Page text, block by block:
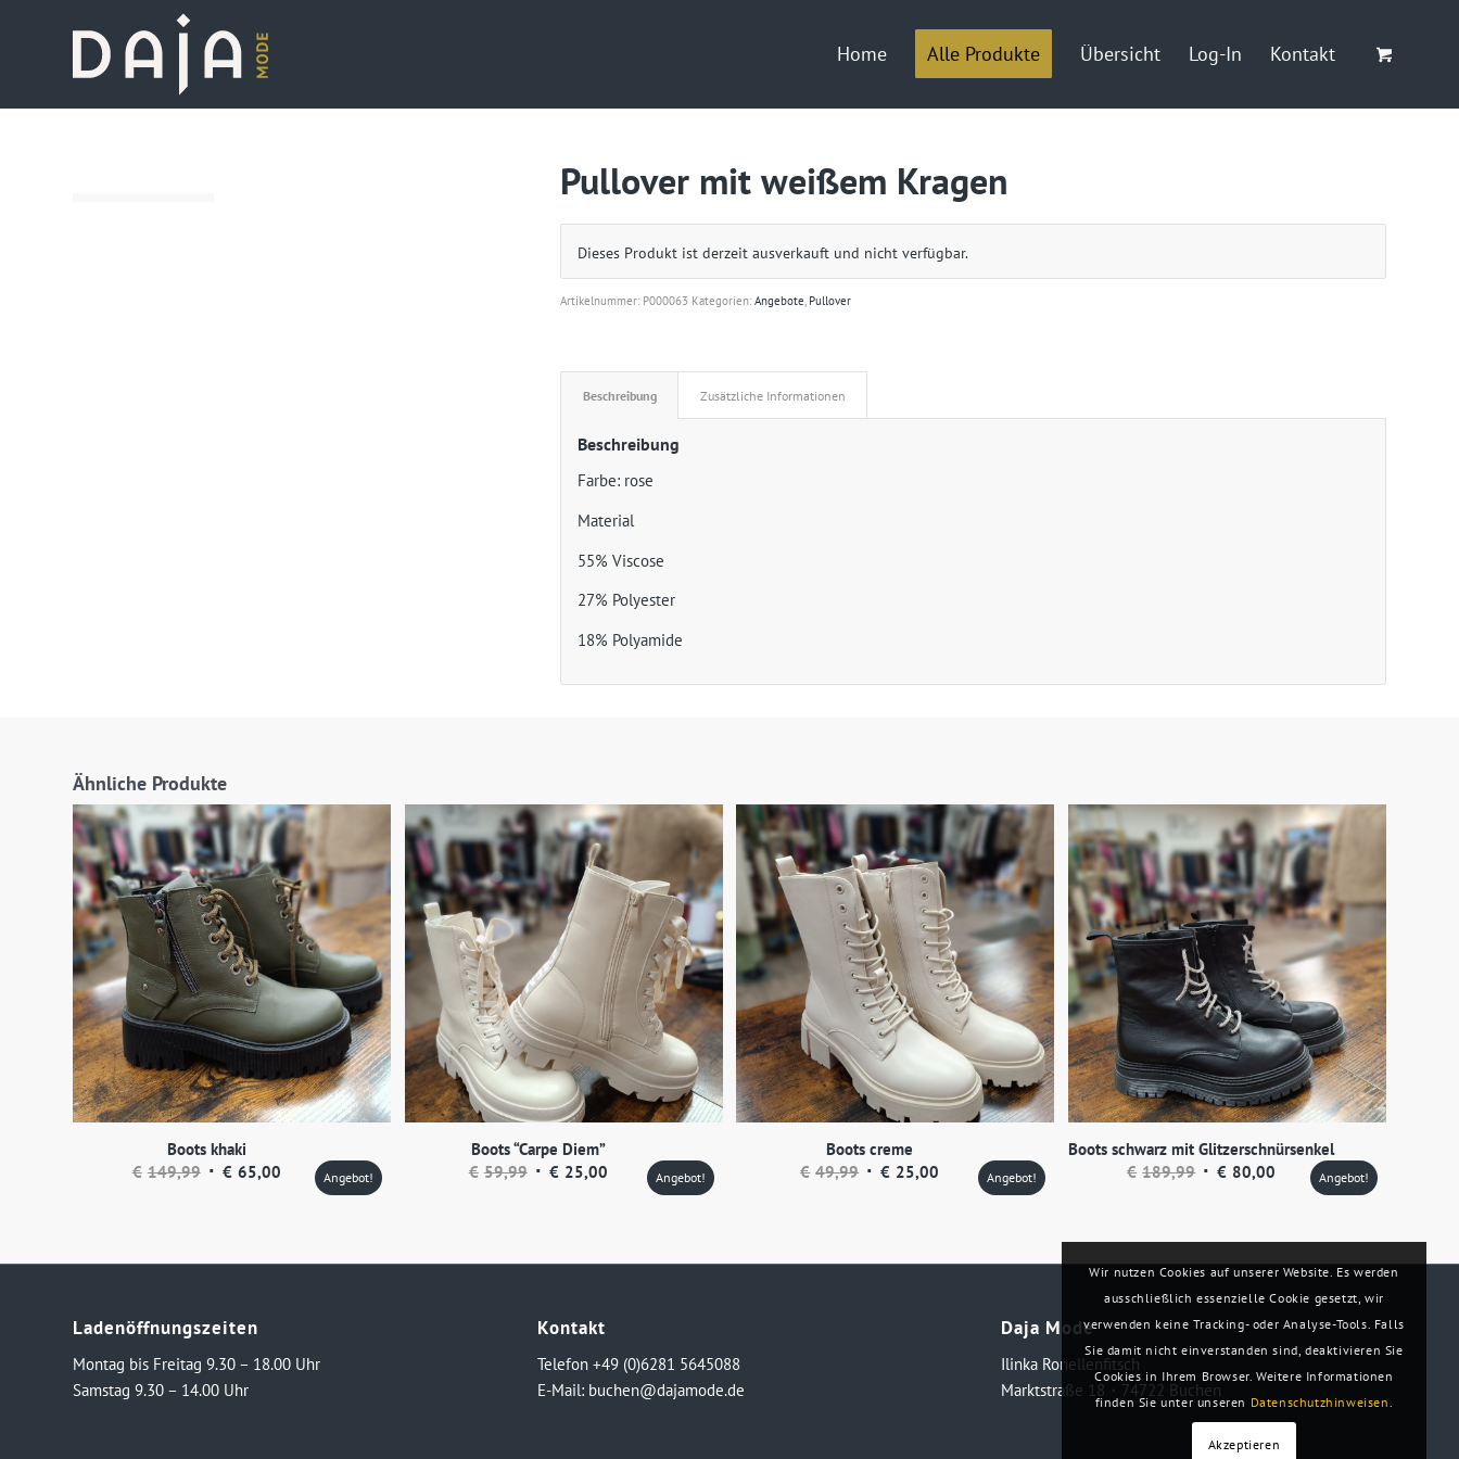
Home Alle Produkte Übersicht Log-In Kontakt
Pullover mit weißem Kragen
Dieses Produkt ist derzeit ausverkauft und nicht verfügbar.
Artikelnummer: P000063 Kategorien:Angebote, Pullover
Beschreibung Zusätzliche Informationen
Beschreibung
Farbe: rose
Material
55% Viscose
27% Polyester
18% Polyamide
Ähnliche Produkte
Boots khaki
€ 149,99 Ursprünglicher
€ 65,00AktuellerAngebot!
Boots “Carpe Diem”
€ 59,99 Ursprünglicher
€ 25,00AktuellerAngebot!
Boots creme
€ 49,99 Ursprünglicher
€ 25,00 AktuellerAngebot!
Boots schwarz mit Glitzerschnürsenkel
€ 189,99 Ursprünglicher
€ 80,00 AktuellerAngebot!
Ladenöffnungszeiten
Montag bis Freitag 9.30 – 18.00 Uhr
Samstag 9.30 – 14.00 Uhr
Kontakt
Telefon +49 (0)6281 5645088
E-Mail: buchen@dajamode.de
Daja Mode
Ilinka Ronellenfitsch
Marktstraße 18・74722 Buchen
Wir nutzen Cookies auf unserer Website. Es werden
ausschließlich essenzielle Cookie gesetzt, wir
verwenden keine Tracking- oder Analyse-Tools. Falls
Sie damit nicht einverstanden sind, deaktivieren Sie
Cookies in Ihrem Browser. Weitere Informationen
finden Sie unter unseren Datenschutzhinweisen.
Akzeptieren